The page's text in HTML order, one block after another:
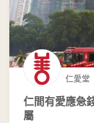
仁愛堂
仁間有愛應急
屬